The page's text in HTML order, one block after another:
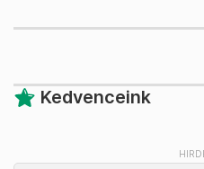
Kedvenceink